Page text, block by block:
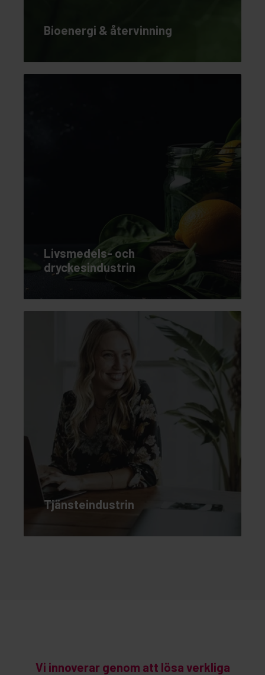
Bioenergi & återvinning
Livsmedels- och
dryckesindustrin
Tjänsteindustrin
Vi innoverar genom att lösa verkliga